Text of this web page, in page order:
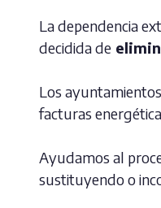
La dependencia
decidida de
Los
facturas
Ayudamos al
sustituyendo o